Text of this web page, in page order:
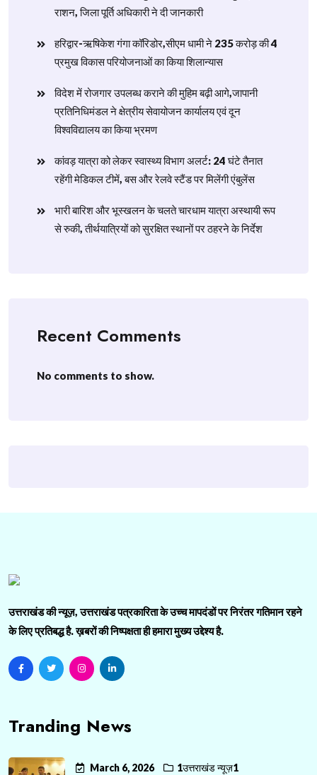
राशन, जिला पूर्ति अधिकारी ने दी जानकारी
हरिद्वार-ऋषिकेश गंगा कॉरिडोर,सीएम धामी ने 235 करोड़ की 4
प्रमुख विकास परियोजनाओं का किया शिलान्यास
विदेश में रोजगार उपलब्ध कराने की मुहिम बढ़ी आगे,जापानी
प्रतिनिधिमंडल ने क्षेत्रीय सेवायोजन कार्यालय एवं दून
विश्वविद्यालय का किया भ्रमण
​कांवड़ यात्रा को लेकर स्वास्थ्य विभाग अलर्ट: 24 घंटे तैनात
रहेंगी मेडिकल टीमें, बस और रेलवे स्टैंड पर मिलेंगी एंबुलेंस
​भारी बारिश और भूस्खलन के चलते चारधाम यात्रा अस्थायी रूप
से रुकी, तीर्थयात्रियों को सुरक्षित स्थानों पर ठहरने के निर्देश
Recent Comments
No comments to show.
उत्तराखंड की न्यूज़, उत्तराखंड पत्रकारिता के उच्च मापदंडों पर निरंतर गतिमान रहने
के लिए प्रतिबद्ध है. ख़बरों की निष्पक्षता ही हमारा मुख्य उद्देश्य है.
Tranding News
March 6, 2026 1उत्तराखंड न्यूज़1